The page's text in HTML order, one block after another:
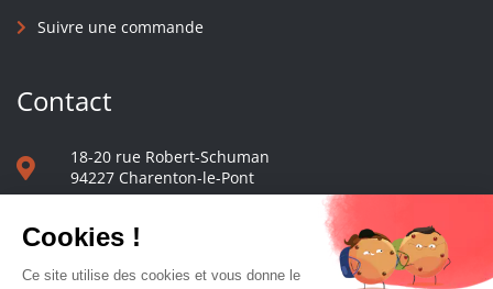
Suivre une commande
Contact
18-20 rue Robert-Schuman
94227 Charenton-le-Pont